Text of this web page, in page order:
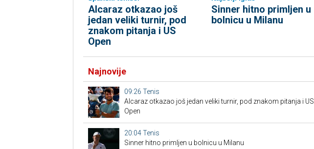
Alcaraz otkazao još
jedan veliki turnir, pod
znakom pitanja i US
Open
Sinner hitno primljen u
bolnicu u Milanu
Najnovije
09:26 Tenis
Alcaraz otkazao još jedan veliki turnir, pod znakom pitanja i US
Open
20:04Tenis
Sinner hitno primljen u bolnicu u Milanu